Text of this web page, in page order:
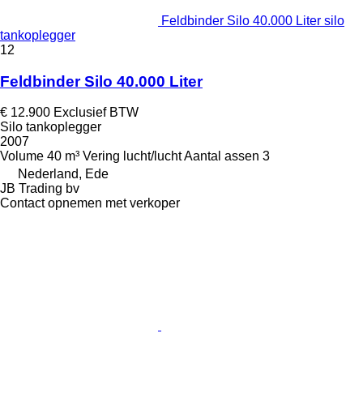
Feldbinder Silo 40.000 Liter silo
tankoplegger
12
Feldbinder Silo 40.000 Liter
€ 12.900 Exclusief BTW
Silo tankoplegger
2007
Volume 40 m³ Vering lucht/luchtAantal assen 3
Nederland, Ede
JB Trading bv
Contact opnemen met verkoper